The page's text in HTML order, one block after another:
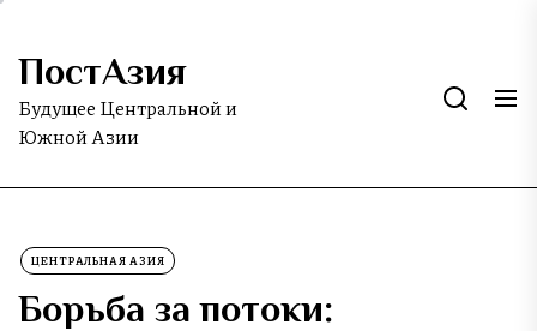
Skip
the
content
ПостАзия
Будущее Центральной и
Южной Азии
ЦЕНТРАЛЬНАЯ АЗИЯ
Борьба за потоки: